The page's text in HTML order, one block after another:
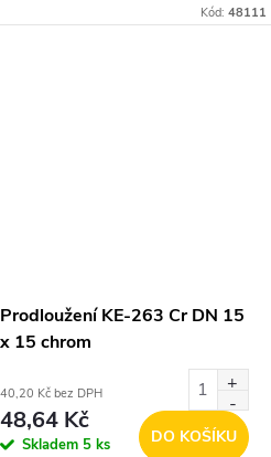
Kód: 48111
Prodloužení KE-263 Cr DN 15
x 15 chrom
40,20 Kč bez DPH
48,64 Kč
Skladem 5 ks DO KOŠÍKU